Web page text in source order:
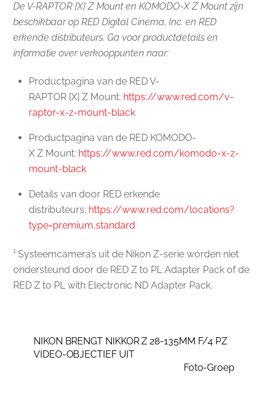
De V-RAPTOR [X] Z Mount en KOMODO-X Z Mount zijn
beschikbaar op RED Digital Cinema, Inc. en RED
erkende distributeurs. Ga voor productdetails en
informatie over verkooppunten naar:
Productpagina van de RED V-
RAPTOR [X] Z Mount: https://www.red.com/v-
raptor-x-z-mount-black
Productpagina van de RED KOMODO-
X Z Mount: https://www.red.com/komodo-x-z-
mount-black
Details van door RED erkende
distributeurs: https://www.red.com/locations?
type=premium,standard
¹ Systeemcamera’s uit de Nikon Z-serie worden niet
ondersteund door de RED Z to PL Adapter Pack of de
RED Z to PL with Electronic ND Adapter Pack.
NIKON BRENGT NIKKOR Z 28-135MM F/4 PZ
VIDEO-OBJECTIEF UIT
Foto-Groep